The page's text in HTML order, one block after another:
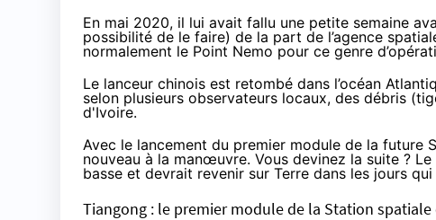
En mai 2020, il lui avait fallu une petite semaine
possibilité de le faire) de la part de l’agence
normalement le Point Nemo pour ce genre
Le lanceur chinois est retombé dans l’océan
selon plusieurs observateurs locaux, des débris
d'Ivoire.
Avec le lancement du premier module de la future
nouveau à la manœuvre. Vous devinez la suite ?
basse et devrait revenir sur Terre dans les jours
Tiangong : le premier module de la Station spatiale